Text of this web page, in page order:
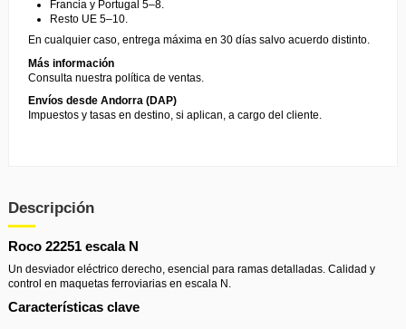
Francia y Portugal 5–8.
Resto UE 5–10.
En cualquier caso, entrega máxima en 30 días salvo acuerdo distinto.
Más información
Consulta nuestra política de ventas
Envíos desde Andorra (DAP)
Impuestos y tasas en destino, si aplican, a cargo del cliente.
Descripción
Roco 22251 escala N
Un desviador eléctrico derecho, esencial para ramas detalladas. Calidad y
control en maquetas ferroviarias en escala N.
Características clave